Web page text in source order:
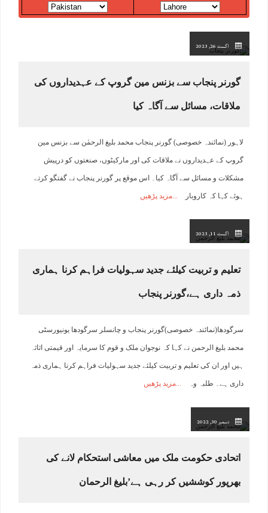
اگست 26, 2023
گورنر پنجاب سے بزنس مین گروپ کے عہدیداروں کی
ملاقات، مسائل سے آگاہ کیا
لاہور (نمائندہ خصوصی) گورنر پنجاب محمد بلیغ الرحمٰن سے بزنس مین
گروپ کے عہدیداروں نے ملاقات کی اور مارکیٹوں، صنعتوں کو درپیش
مشکلات و مسائل سے آگاہ کیا۔ اس موقع پر گورنر پنجاب نے گفتگو کرتے
ہوئے کہا کہ کاروبار مزید پڑھیں
اگست 11, 2023
تعلیم و تربیت کیلئے جدید سہولیات فراہم کرنا ہماری
ذمہ داری ہے،گورنر پنجاب
سرگودھا(نمائندہ خصوصی)گورنر پنجاب و چانسلر سرگودھا یونیورسٹی
محمد بلیغ الرحمن نے کہا کہ نوجوان ملک و قوم کا سرمایہ اور قیمتی اثاثہ
ہیں اور ان کی تعلیم و تربیت کیلئے جدید سہولیات فراہم کرنا ہماری ذمہ
داری ہے۔ طلبہ وہ مزید پڑھیں
دسمبر 30, 2022
اتحادی حکومت ملک میں معاشی استحکام لانے کی
بھرپور کوششیں کر رہی ہے’بلیغ الرحمان